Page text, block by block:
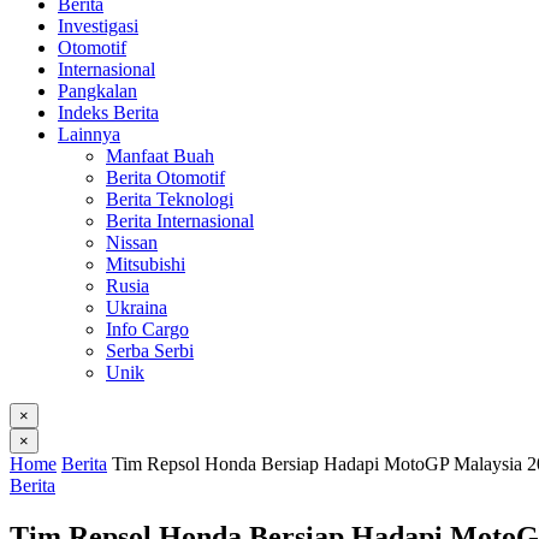
Berita
Investigasi
Otomotif
Internasional
Pangkalan
Indeks Berita
Lainnya
Manfaat Buah
Berita Otomotif
Berita Teknologi
Berita Internasional
Nissan
Mitsubishi
Rusia
Ukraina
Info Cargo
Serba Serbi
Unik
×
×
Home Berita Tim Repsol Honda Bersiap Hadapi MotoGP Malaysia
Berita